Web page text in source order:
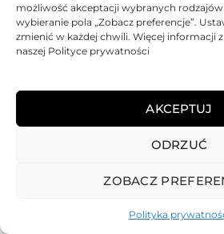
możliwość akceptacji wybranych
wybieranie pola „Zobacz preferencje”.
zmienić w każdej chwili. Więcej informacji
naszej Polityce prywatności
AKCEPTUJ
ODRZUĆ
ZOBACZ
Polityka
ALL RIGHTS RESERVED. WEBSITE